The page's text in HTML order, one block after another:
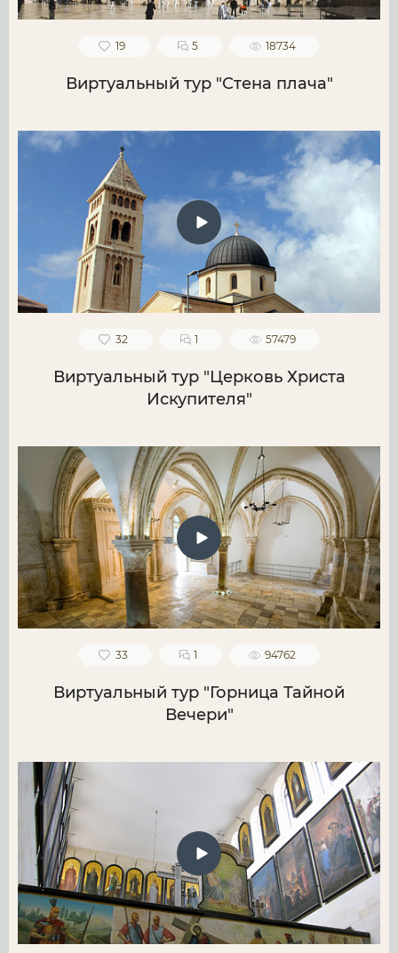
19 5 18734
Виртуальный тур "Стена плача"
32 1 57479
Виртуальный тур "Церковь Христа
Искупителя"
33 1 94762
Виртуальный тур "Горница Тайной
Вечери"